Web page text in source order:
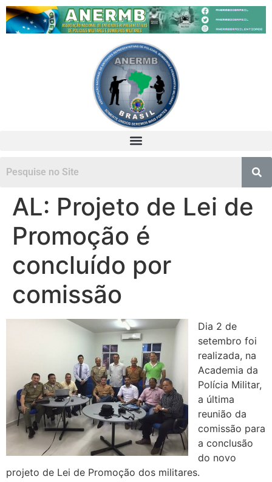
AL: Projeto de Lei de
Promoção é
concluído por
comissão
Dia 2 de
setembro foi
realizada, na
Academia da
Polícia Militar,
a última
reunião da
comissão para
a conclusão
do novo
projeto de Lei de Promoção dos militares.